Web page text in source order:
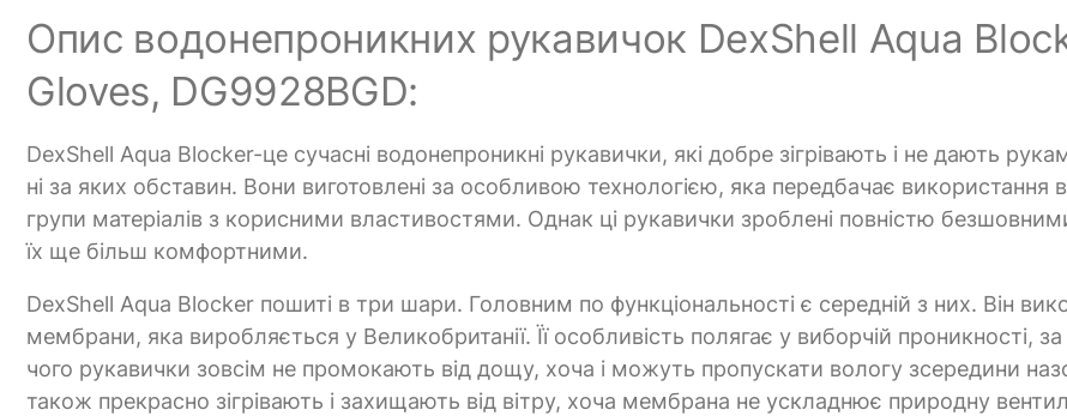
Опис водонепроникних рукавичок DexShell Aqua
Gloves, DG9928BGD:
DexShell Aqua Blocker-це сучасні водонепроникні рукавички, які добре зігрівають і не дають
ні за яких обставин. Вони виготовлені за особливою технологією, яка передбачає використання
групи матеріалів з корисними властивостями. Однак ці рукавички зроблені повністю
їх ще більш комфортними.
DexShell Aqua Blocker пошиті в три шари. Головним по функціональності є середній з них. Він
мембрани, яка виробляється у Великобританії. Її особливість полягає у виборчій проникності,
чого рукавички зовсім не промокають від дощу, хоча і можуть пропускати вологу зсередини
також прекрасно зігрівають і захищають від вітру, хоча мембрана не ускладнює природну